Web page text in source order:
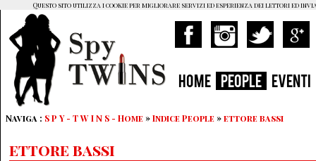
HOME PEOPLE EVENTI
Naviga : S P Y - T W I N S - Home »Indice People »ettore bassi
ettore bassi
Questo sito utilizza i cookie per migliorare servizi ed esperienza dei lettori ed